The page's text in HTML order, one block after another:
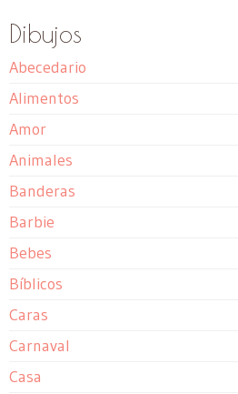
Dibujos
Abecedario
Alimentos
Amor
Animales
Banderas
Barbie
Bebes
Bíblicos
Caras
Carnaval
Casa